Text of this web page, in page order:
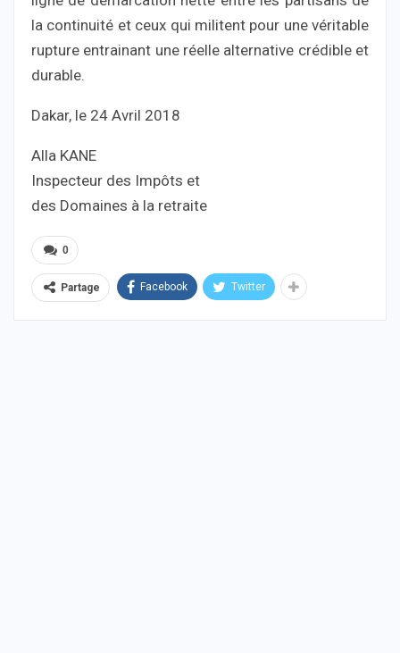
la continuité et ceux qui militent pour une véritable
rupture entrainant une réelle alternative crédible et
durable.
Dakar, le 24 Avril 2018
Alla KANE
Inspecteur des Impôts et
des Domaines à la retraite
0
Partage Facebook Twitter